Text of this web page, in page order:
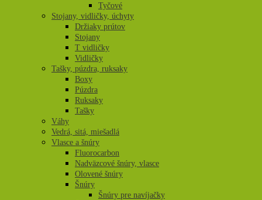
Tyčové
Stojany, vidličky, úchyty
Držiaky prútov
Stojany
T vidličky
Vidličky
Tašky, púzdra, ruksaky
Boxy
Púzdra
Ruksaky
Tašky
Váhy
Vedrá, sitá, miešadlá
Vlasce a šnúry
Fluorocarbon
Nadväzcové šnúry, vlasce
Olovené šnúry
Šnúry
Šnúry pre navíjačky